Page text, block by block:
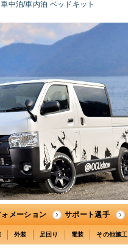
中泊/車内泊 ベッドキット
メーション サポート選手
外装 足回り 電装 その他施工